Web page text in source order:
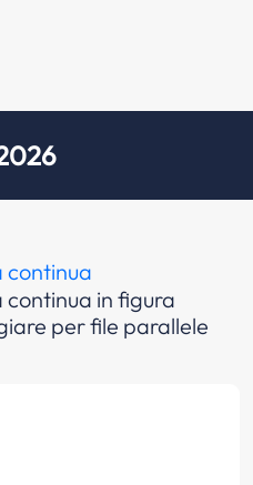
continua
in figura
per file parallele